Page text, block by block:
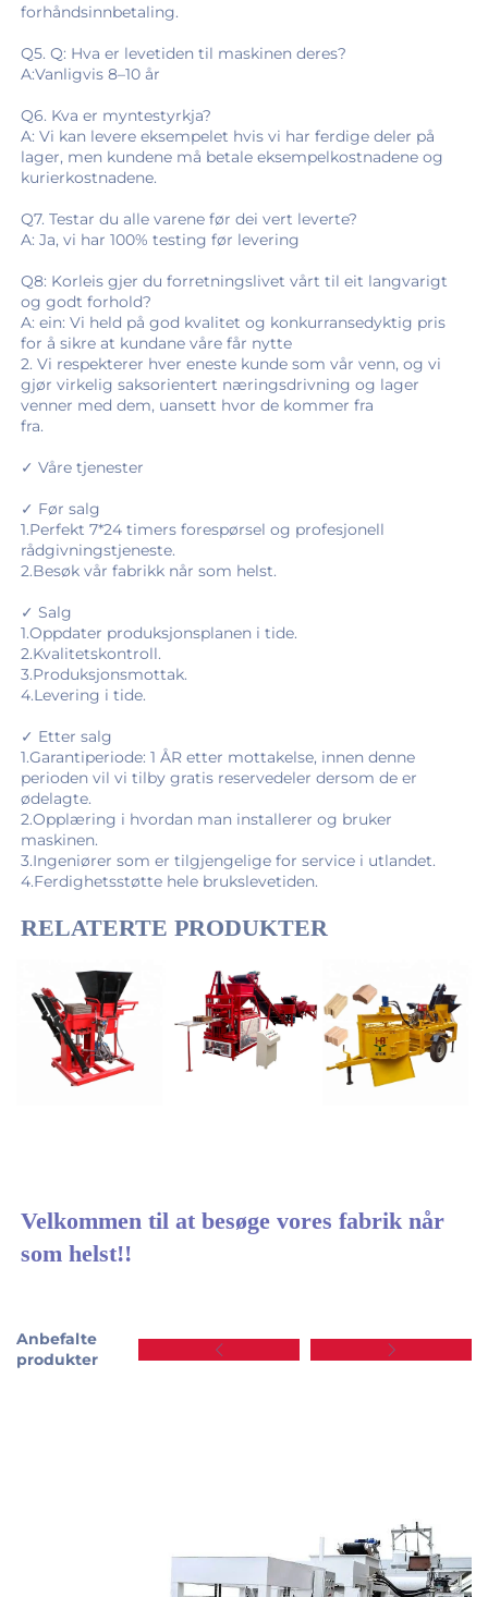
forhåndsinnbetaling.
Q5. Q: Hva er levetiden til maskinen deres?
A:Vanligvis 8–10 år
Q6. Kva er myntestyrkja?
A: Vi kan levere eksempelet hvis vi har ferdige deler på
lager, men kundene må betale eksempelkostnadene og
kurierkostnadene.
Q7. Testar du alle varene før dei vert leverte?
A: Ja, vi har 100% testing før levering
Q8: Korleis gjer du forretningslivet vårt til eit langvarigt
og godt forhold?
A: ein: Vi held på god kvalitet og konkurransedyktig pris
for å sikre at kundane våre får nytte
2. Vi respekterer hver eneste kunde som vår venn, og vi
gjør virkelig saksorientert næringsdrivning og lager
venner med dem, uansett hvor de kommer fra
fra.
✓ Våre tjenester
✓ Før salg
1.Perfekt 7*24 timers forespørsel og profesjonell
rådgivningstjeneste.
2.Besøk vår fabrikk når som helst.
✓ Salg
1.Oppdater produksjonsplanen i tide.
2.Kvalitetskontroll.
3.Produksjonsmottak.
4.Levering i tide.
✓ Etter salg
1.Garantiperiode: 1 ÅR etter mottakelse, innen denne
perioden vil vi tilby gratis reservedeler dersom de er
ødelagte.
2.Opplæring i hvordan man installerer og bruker
maskinen.
3.Ingeniører som er tilgjengelige for service i utlandet.
4.Ferdighetsstøtte hele brukslevetiden.
RELATERTE PRODUKTER
Velkommen til at besøge vores fabrik når
som helst!!
Anbefalte
produkter